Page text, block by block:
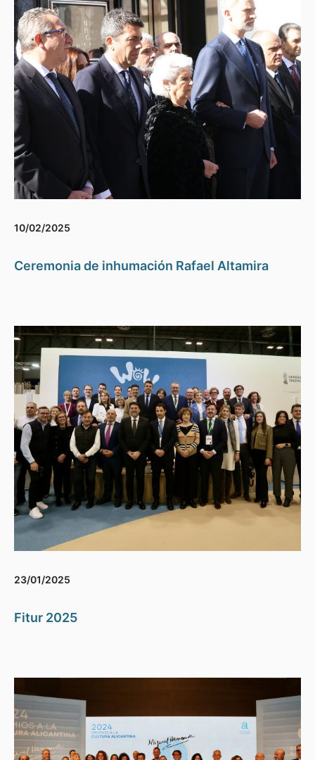
10/02/2025
Ceremonia de inhumación Rafael Altamira
23/01/2025
Fitur 2025